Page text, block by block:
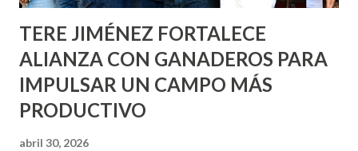
TERE JIMÉNEZ FORTALECE
ALIANZA CON GANADEROS PARA
IMPULSAR UN CAMPO MÁS
PRODUCTIVO
abril 30, 2026